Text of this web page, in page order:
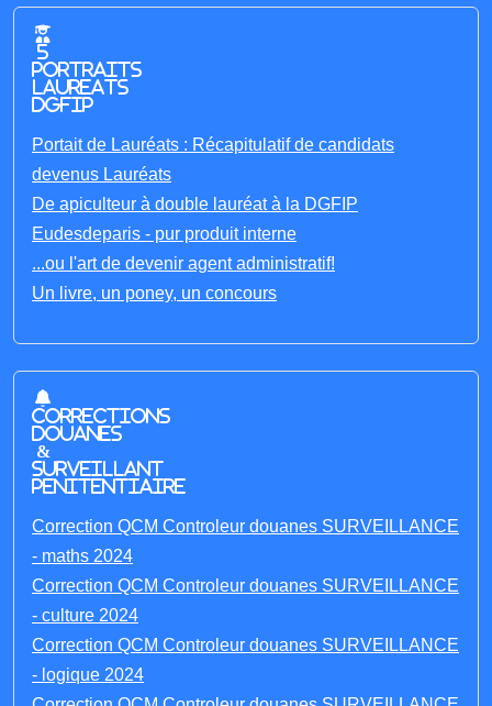
5
portraits
laureats
DGFIP
Portait de Lauréats : Récapitulatif de candidats
devenus Lauréats
De apiculteur à double lauréat à la DGFIP
Eudesdeparis - pur produit interne
...ou l'art de devenir agent administratif!
Un livre, un poney, un concours
Corrections
Douanes
&
Surveillant
penitentiaire
Correction QCM Controleur douanes SURVEILLANCE
- maths 2024
Correction QCM Controleur douanes SURVEILLANCE
- culture 2024
Correction QCM Controleur douanes SURVEILLANCE
- logique 2024